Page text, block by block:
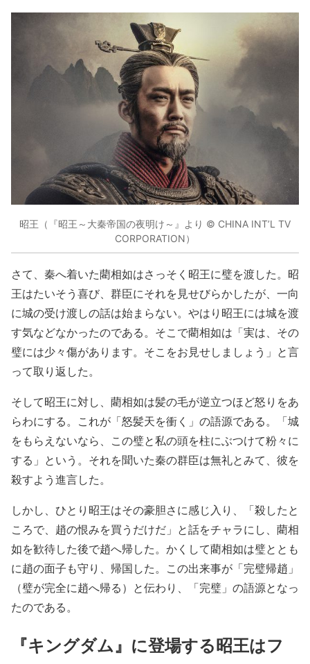
昭王（『昭王～大秦帝国の夜明け～』より © CHINA INT’L TV
CORPORATION）
さて、秦へ着いた藺相如はさっそく昭王に璧を渡した。昭
王はたいそう喜び、群臣にそれを見せびらかしたが、一向
に城の受け渡しの話は始まらない。やはり昭王には城を渡
す気などなかったのである。そこで藺相如は「実は、その
璧には少々傷があります。そこをお見せしましょう」と言
って取り返した。
そして昭王に対し、藺相如は髪の毛が逆立つほど怒りをあ
らわにする。これが「怒髪天を衝く」の語源である。「城
をもらえないなら、この璧と私の頭を柱にぶつけて粉々に
する」という。それを聞いた秦の群臣は無礼とみて、彼を
殺すよう進言した。
しかし、ひとり昭王はその豪胆さに感じ入り、「殺したと
ころで、趙の恨みを買うだけだ」と話をチャラにし、藺相
如を歓待した後で趙へ帰した。かくして藺相如は璧ととも
に趙の面子も守り、帰国した。この出来事が「完璧帰趙」
（璧が完全に趙へ帰る）と伝わり、「完璧」の語源となっ
たのである。
『キングダム』に登場する昭王はフ